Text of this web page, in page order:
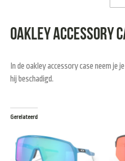
Oakley accessory
In de oakley accessory case neem je
hij beschadigd.
Gerelateerd